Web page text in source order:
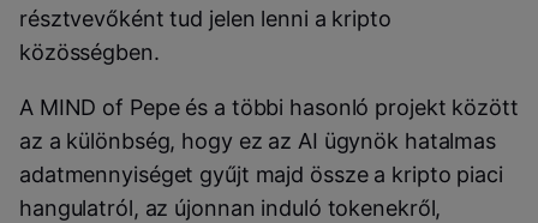
résztvevőként tud jelen lenni a kripto
közösségben.
A MIND of Pepe és a többi hasonló projekt között
az a különbség, hogy ez az AI ügynök hatalmas
adatmennyiséget gyűjt majd össze a kripto piaci
hangulatról, az újonnan induló tokenekről,